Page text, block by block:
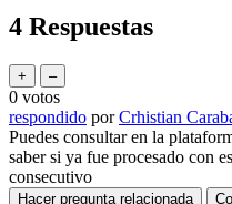
4 Respuestas
0 votos
respondido porCrhistian
Puedes consultar en la
saber si ya fue procesado con
consecutivo